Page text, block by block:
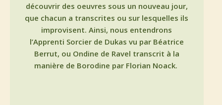
découvrir des oeuvres sous un nouveau jour,
que chacun a transcrites ou sur lesquelles ils
improvisent. Ainsi, nous entendrons
l’Apprenti Sorcier de Dukas vu par Béatrice
Berrut, ou Ondine de Ravel transcrit à la
manière de Borodine par Florian Noack.